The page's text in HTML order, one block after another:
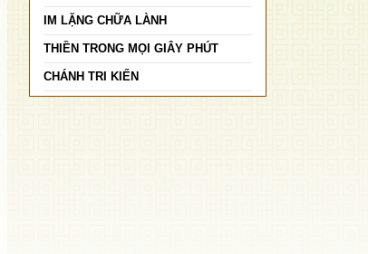
IM LẶNG CHỮA LÀNH
THIỀN TRONG MỌI GIÂY PHÚT
CHÁNH TRI KIẾN